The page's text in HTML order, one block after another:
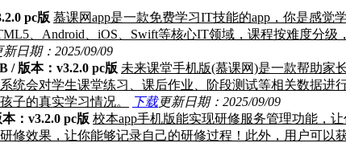
pc版 慕课网app是一款免费学习IT技能的app，你是感
、Android、iOS、Swift等核心IT领域，课程按难度分
新日期：2025/09/09
/ 版本：v3.2.0 pc版 未来课堂手机版(慕课网)是一款帮助家
统会对学生课堂练习、课后作业、阶段测试等相关数据进
子的真实学习情况。
下载更新日期：2025/09/09
：v3.2.0 pc版 校本app手机版能实现研修服务管理功能，
修效果，让你能够记录自己的研修过程！此外，用户可以